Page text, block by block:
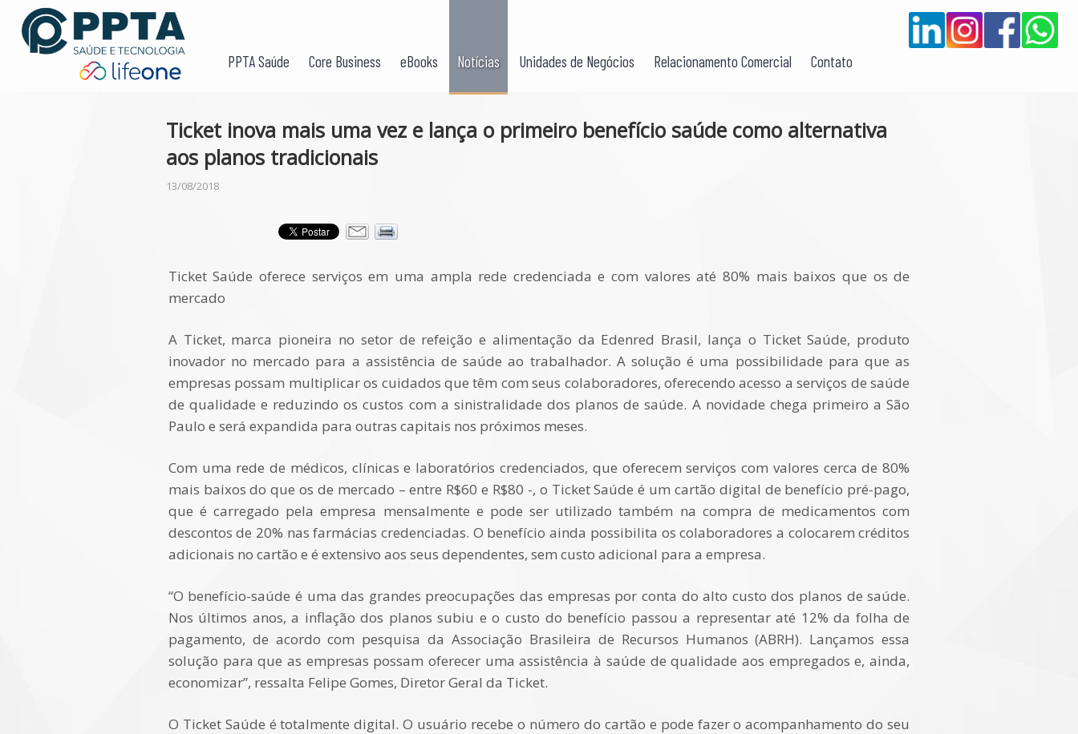
PPTA Saúde Core Business eBooks Notícias Unidades de Negócios Relacionamento Comercial Contato
Ticket inova mais uma vez e lança o primeiro benefício saúde como alternativa
aos planos tradicionais
13/08/2018
Ticket Saúde oferece serviços em uma ampla rede credenciada e com valores até 80% mais baixos que os de
mercado
A Ticket, marca pioneira no setor de refeição e alimentação da Edenred Brasil, lança o Ticket Saúde, produto
inovador no mercado para a assistência de saúde ao trabalhador. A solução é uma possibilidade para que as
empresas possam multiplicar os cuidados que têm com seus colaboradores, oferecendo acesso a serviços de saúde
de qualidade e reduzindo os custos com a sinistralidade dos planos de saúde. A novidade chega primeiro a São
Paulo e será expandida para outras capitais nos próximos meses.
Com uma rede de médicos, clínicas e laboratórios credenciados, que oferecem serviços com valores cerca de 80%
mais baixos do que os de mercado – entre R$60 e R$80 -, o Ticket Saúde é um cartão digital de benefício pré-pago,
que é carregado pela empresa mensalmente e pode ser utilizado também na compra de medicamentos com
descontos de 20% nas farmácias credenciadas. O benefício ainda possibilita os colaboradores a colocarem créditos
adicionais no cartão e é extensivo aos seus dependentes, sem custo adicional para a empresa.
“O benefício-saúde é uma das grandes preocupações das empresas por conta do alto custo dos planos de saúde.
Nos últimos anos, a inflação dos planos subiu e o custo do benefício passou a representar até 12% da folha de
pagamento, de acordo com pesquisa da Associação Brasileira de Recursos Humanos (ABRH). Lançamos essa
solução para que as empresas possam oferecer uma assistência à saúde de qualidade aos empregados e, ainda,
economizar”, ressalta Felipe Gomes, Diretor Geral da Ticket.
O Ticket Saúde é totalmente digital. O usuário recebe o número do cartão e pode fazer o acompanhamento do seu